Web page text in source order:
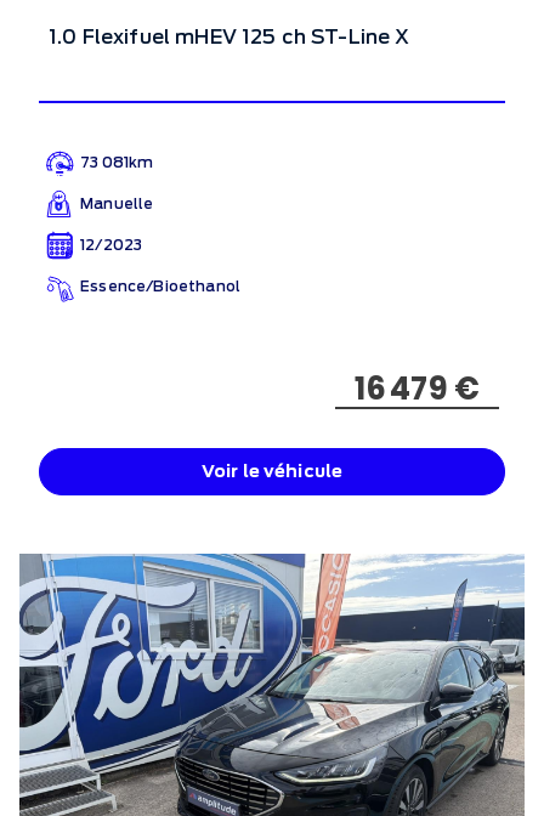
1.0 Flexifuel mHEV 125 ch ST-Line X
73 081km
Manuelle
12/2023
Essence/Bioethanol
16 479 €
Voir le véhicule